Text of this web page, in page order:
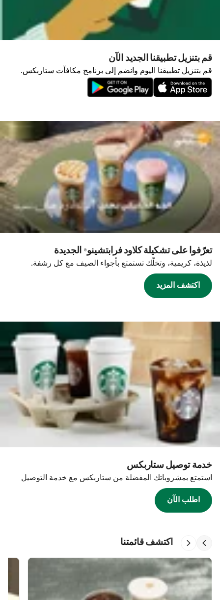
قم بتنزيل تطبيقنا الجديد الآن
قم بتنزيل تطبيقنا اليوم وانضم إلى برنامج مكافآت ستاربكس.
تعرّفوا على تشكيلة كلاود فرابتشينو® الجديدة
لذيذة، كريمية، وتخلّك تستمتع بأجواء الصيف مع كل رشفة.
اكتشف المزيد
خدمة توصيل ستاربكس
استمتع بمشروباتك المفضلة من ستاربكس مع خدمة التوصيل
اطلب الآن
اكتشف قائمتنا